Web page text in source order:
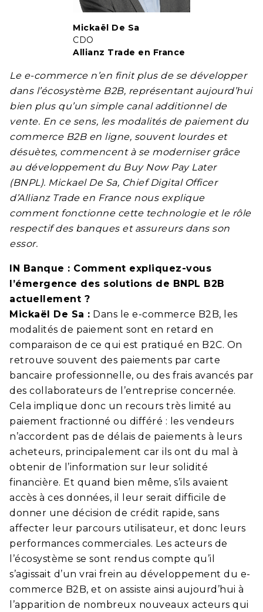
Mickaël De Sa
CDO
Allianz Trade en France
Le e-commerce n’en finit plus de se développer
dans l’écosystème B2B, représentant aujourd’hui
bien plus qu’un simple canal additionnel de
vente. En ce sens, les modalités de paiement du
commerce B2B en ligne, souvent lourdes et
désuètes, commencent à se moderniser grâce
au développement du Buy Now Pay Later
(BNPL). Mickael De Sa, Chief Digital Officer
d’Allianz Trade en France nous explique
comment fonctionne cette technologie et le rôle
respectif des banques et assureurs dans son
essor.
IN Banque : Comment expliquez-vous
l’émergence des solutions de BNPL B2B
actuellement ?
Mickaël De Sa : Dans le e-commerce B2B, les
modalités de paiement sont en retard en
comparaison de ce qui est pratiqué en B2C. On
retrouve souvent des paiements par carte
bancaire professionnelle, ou des frais avancés par
des collaborateurs de l’entreprise concernée.
Cela implique donc un recours très limité au
paiement fractionné ou différé : les vendeurs
n’accordent pas de délais de paiements à leurs
acheteurs, principalement car ils ont du mal à
obtenir de l’information sur leur solidité
financière. Et quand bien même, s’ils avaient
accès à ces données, il leur serait difficile de
donner une décision de crédit rapide, sans
affecter leur parcours utilisateur, et donc leurs
performances commerciales. Les acteurs de
l’écosystème se sont rendus compte qu’il
s’agissait d’un vrai frein au développement du e-
commerce B2B, et on assiste ainsi aujourd’hui à
l’apparition de nombreux nouveaux acteurs qui